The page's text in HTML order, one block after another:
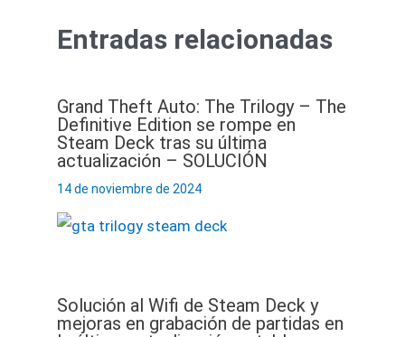
Entradas relacionadas
Grand Theft Auto: The Trilogy – The
Definitive Edition se rompe en
Steam Deck tras su última
actualización – SOLUCIÓN
14 de noviembre de 2024
Solución al Wifi de Steam Deck y
mejoras en grabación de partidas en